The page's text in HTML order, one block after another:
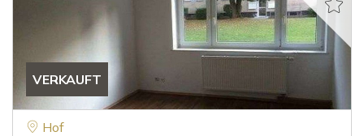
VERKAUFT
Hof